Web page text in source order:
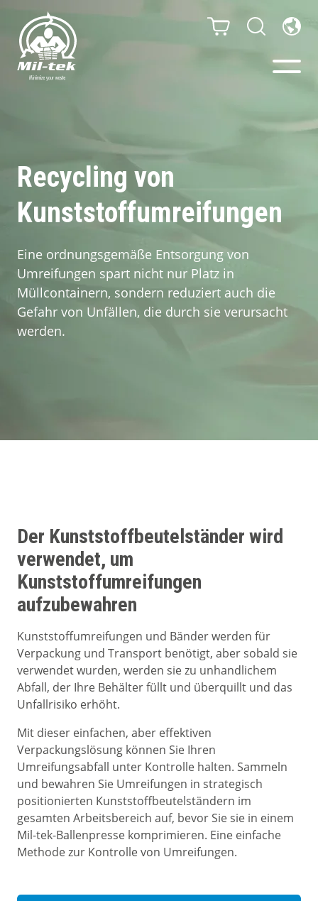
Webshop
Abfallsortiersystem
Ihr Unternehmen
Material
Recycling von
Kunststoffumreifungen
Eine ordnungsgemäße Entsorgung von
Umreifungen spart nicht nur Platz in
Müllcontainern, sondern reduziert auch die
Gefahr von Unfällen, die durch sie verursacht
werden.
Der Kunststoffbeutelständer wird
verwendet, um
Kunststoffumreifungen
aufzubewahren
Kunststoffumreifungen und Bänder werden für
Verpackung und Transport benötigt, aber sobald sie
verwendet wurden, werden sie zu unhandlichem
Abfall, der Ihre Behälter füllt und überquillt und das
Unfallrisiko erhöht.
Mit dieser einfachen, aber effektiven
Verpackungslösung können Sie Ihren
Umreifungsabfall unter Kontrolle halten. Sammeln
und bewahren Sie Umreifungen in strategisch
positionierten Kunststoffbeutelständern im
gesamten Arbeitsbereich auf, bevor Sie sie in einem
Mil-tek-Ballenpresse komprimieren. Eine einfache
Methode zur Kontrolle von Umreifungen.